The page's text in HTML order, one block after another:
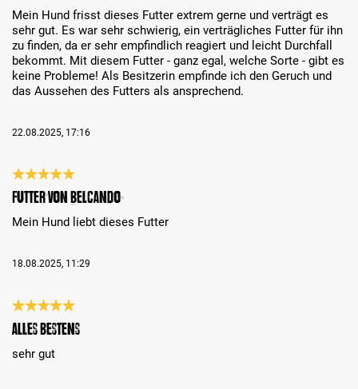
Mein Hund frisst dieses Futter extrem gerne und verträgt es
sehr gut. Es war sehr schwierig, ein verträgliches Futter für ihn
zu finden, da er sehr empfindlich reagiert und leicht Durchfall
bekommt. Mit diesem Futter - ganz egal, welche Sorte - gibt es
keine Probleme! Als Besitzerin empfinde ich den Geruch und
das Aussehen des Futters als ansprechend.
22.08.2025, 17:16
Review with rating of 5 out of 5 stars
Futter von Belcando
Mein Hund liebt dieses Futter
18.08.2025, 11:29
Review with rating of 5 out of 5 stars
alles bestens
sehr gut